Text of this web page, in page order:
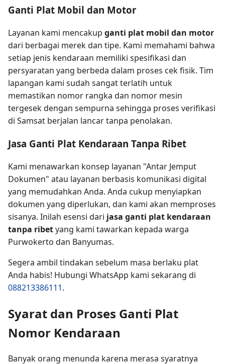
Ganti Plat Mobil dan Motor
Layanan kami mencakup ganti plat mobil dan motor
dari berbagai merek dan tipe. Kami memahami bahwa
setiap jenis kendaraan memiliki spesifikasi dan
persyaratan yang berbeda dalam proses cek fisik. Tim
lapangan kami sudah sangat terlatih untuk
memastikan nomor rangka dan nomor mesin
tergesek dengan sempurna sehingga proses verifikasi
di Samsat berjalan lancar tanpa penolakan.
Jasa Ganti Plat Kendaraan Tanpa Ribet
Kami menawarkan konsep layanan "Antar Jemput
Dokumen" atau layanan berbasis komunikasi digital
yang memudahkan Anda. Anda cukup menyiapkan
dokumen yang diperlukan, dan kami akan memproses
sisanya. Inilah esensi dari jasa ganti plat kendaraan
tanpa ribetyang kami tawarkan kepada warga
Purwokerto dan Banyumas.
Segera ambil tindakan sebelum masa berlaku plat
Anda habis! Hubungi WhatsApp kami sekarang di
088213386111.
Syarat dan Proses Ganti Plat
Nomor Kendaraan
Banyak orang menunda karena merasa syaratnya